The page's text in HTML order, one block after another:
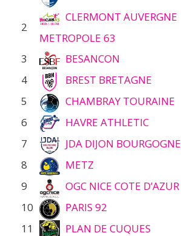
2
CLERMONT AUVERGNE
METROPOLE 63
3 BESANCON
4
BREST BRETAGNE
5
CHAMBRAY TOURAINE
6
HAVRE ATHLETIC
7
JDA DIJON BOURGOGNE
8
METZ
9
OGC NICE COTE D’AZUR
10
PARIS 92
11
PLAN DE CUQUES